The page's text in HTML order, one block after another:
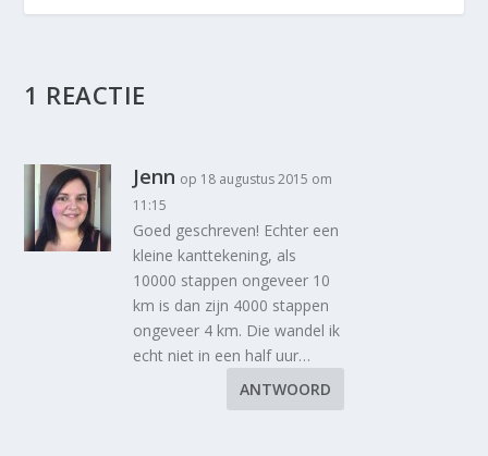
1 REACTIE
Jenn op 18 augustus 2015 om
11:15
Goed geschreven! Echter een
kleine kanttekening, als
10000 stappen ongeveer 10
km is dan zijn 4000 stappen
ongeveer 4 km. Die wandel ik
echt niet in een half uur…
ANTWOORD